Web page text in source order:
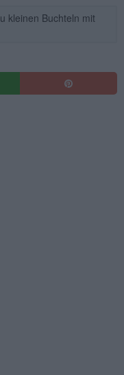
kleinen Buchteln mit